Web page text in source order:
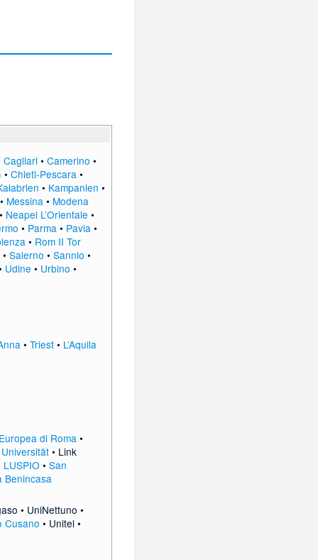
Cagliari• Camerino •
• Chieti-Pescara•
• Kampanien •
Messina• Modena
Neapel L’Orientale •
• Parma• Pavia•
• Rom II Tor
• Salerno • Sannio •
Udine • Urbino •
• Triest• L’Aquila
di Roma•
• Link
LUSPIO • San
Benincasa
• UniNettuno •
Cusano • Unitel •